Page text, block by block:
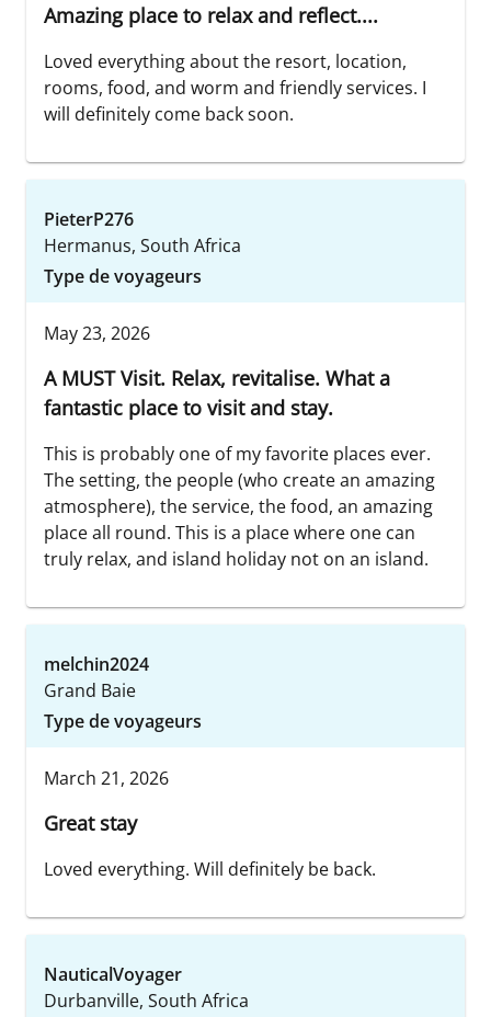
Amazing place to relax and reflect....
Loved everything about the resort, location,
rooms, food, and worm and friendly services. I
will definitely come back soon.
PieterP276
Hermanus, South Africa
Type de voyageurs
May 23, 2026
A MUST Visit. Relax, revitalise. What a
fantastic place to visit and stay.
This is probably one of my favorite places ever.
The setting, the people (who create an amazing
atmosphere), the service, the food, an amazing
place all round. This is a place where one can
truly relax, and island holiday not on an island.
melchin2024
Grand Baie
Type de voyageurs
March 21, 2026
Great stay
Loved everything. Will definitely be back.
NauticalVoyager
Durbanville, South Africa